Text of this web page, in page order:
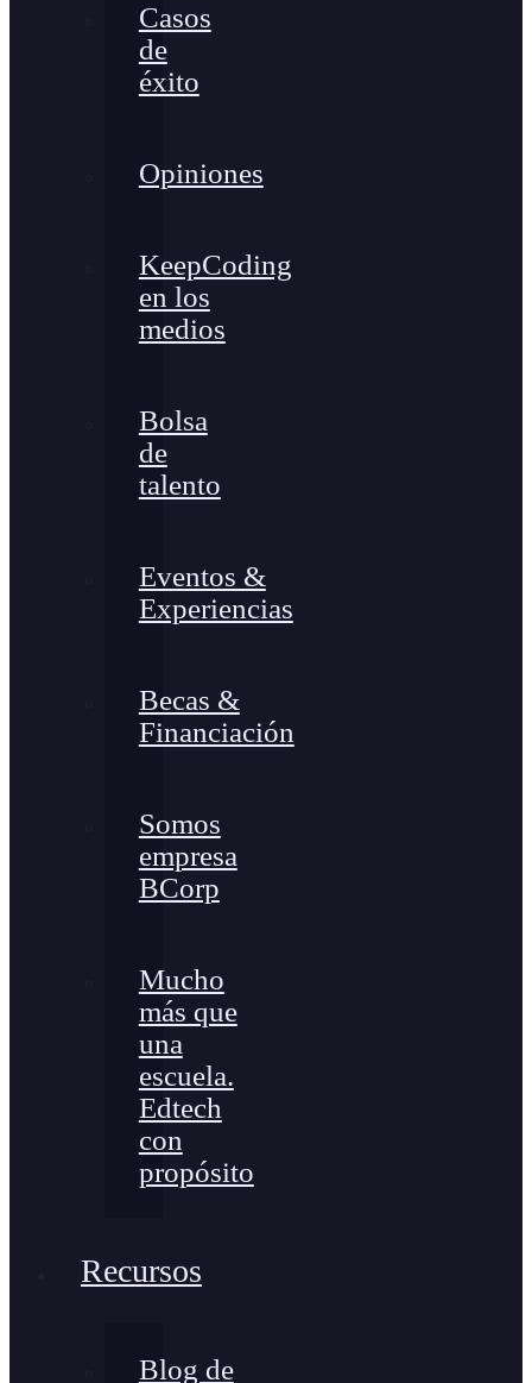
Casos
de
éxito
Opiniones
KeepCoding
en los
medios
Bolsa
de
talento
Eventos &
Experiencias
Becas &
Financiación
Somos
empresa
BCorp
Mucho
más que
una
escuela.
Edtech
con
propósito
Recursos
Blog de